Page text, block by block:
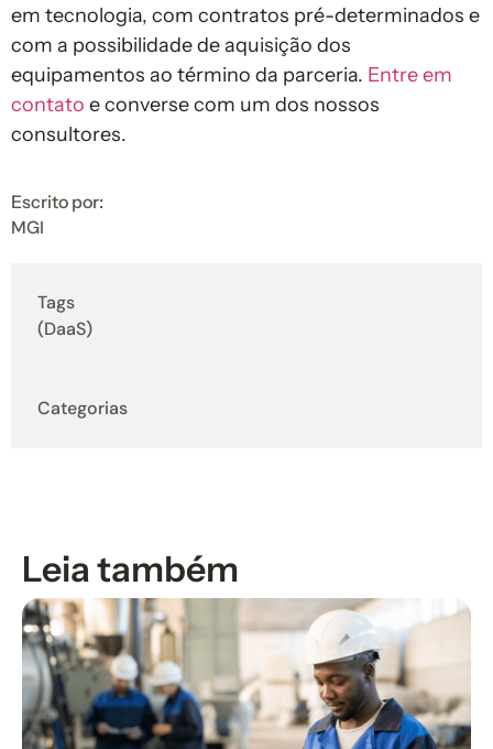
em tecnologia, com contratos pré-determinados e
com a possibilidade de aquisição dos
equipamentos ao término da parceria. Entre em
contato e converse com um dos nossos
consultores.
Escrito por:
MGI
Tags
(DaaS)
Categorias
Leia também